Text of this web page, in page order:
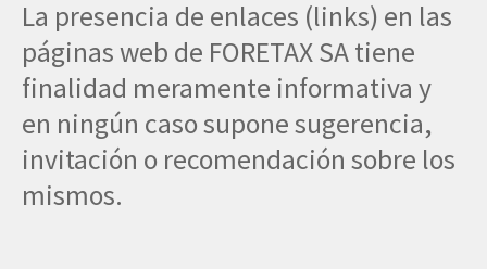
La presencia de enlaces (links) en las
páginas web de FORETAX SA tiene
finalidad meramente informativa y
en ningún caso supone sugerencia,
invitación o recomendación sobre los
mismos.